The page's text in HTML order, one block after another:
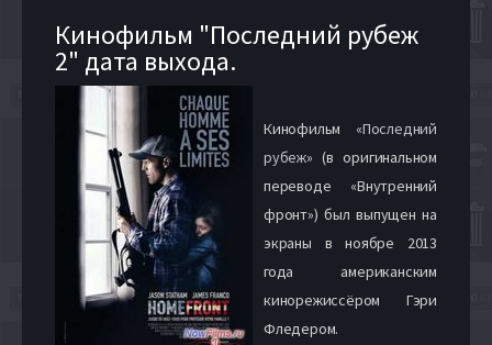
Кинофильм "Последний рубеж
2" дата выхода.
Кинофильм «Последний
рубеж» (в оригинальном
переводе «Внутренний
фронт») был выпущен на
экраны в ноябре 2013
года американским
кинорежиссёром Гэри
Фледером.